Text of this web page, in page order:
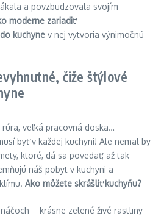
a povzbudzovala svojím
moderne zariadiť
kuchyne v nej vytvoria výnimočnú
čiže štýlové
veľká pracovná doska…
byť v každej kuchyni! Ale nemal by
ktoré, dá sa povedať, až tak
náš pobyt v kuchyni a
Ako môžete skrášliť kuchyňu?
– krásne zelené živé rastliny